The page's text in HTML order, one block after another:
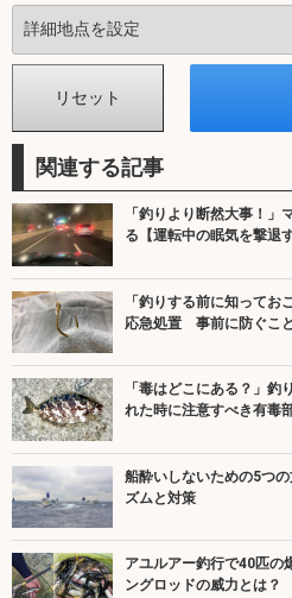
関連する記事
「釣りより断然大事！
る【運転中の眠気を撃退
「釣りする前に知ってお
応急処置 事前に防ぐこ
「毒はどこにある？」
れた時に注意すべき有毒
船酔いしないための5つ
ズムと対策
アユルアー釣行で40匹の
ングロッドの威力とは？